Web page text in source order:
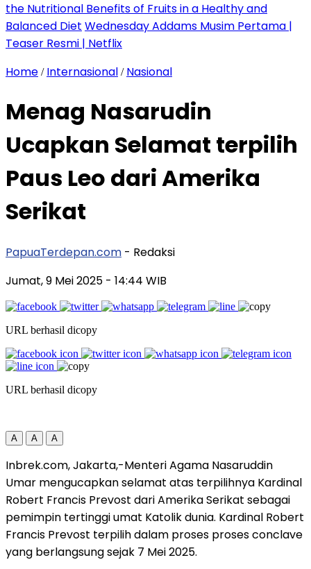
the Nutritional Benefits of Fruits in a Healthy and
Balanced Diet Wednesday Addams Musim Pertama |
Teaser Resmi | Netflix
Home / Internasional / Nasional
Menag Nasarudin
Ucapkan Selamat terpilih
Paus Leo dari Amerika
Serikat
PapuaTerdepan.com - Redaksi
Jumat, 9 Mei 2025 - 14:44 WIB
URL berhasil dicopy
URL berhasil dicopy
A A A
Inbrek.com, Jakarta,-Menteri Agama Nasaruddin
Umar mengucapkan selamat atas terpilihnya Kardinal
Robert Francis Prevost dari Amerika Serikat sebagai
pemimpin tertinggi umat Katolik dunia. Kardinal Robert
Francis Prevost terpilih dalam proses proses conclave
yang berlangsung sejak 7 Mei 2025.